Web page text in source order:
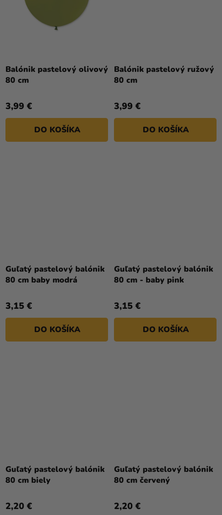
Kontakt
Balónik pastelový olivový
80 cm
3,99 €
DO KOŠÍKA
Balónik pastelový ružový
80 cm
3,99 €
DO KOŠÍKA
Guľatý pastelový balónik
80 cm baby modrá
3,15 €
DO KOŠÍKA
Guľatý pastelový balónik
80 cm - baby pink
3,15 €
DO KOŠÍKA
Guľatý pastelový balónik
80 cm biely
2,20 €
Guľatý pastelový balónik
80 cm červený
2,20 €